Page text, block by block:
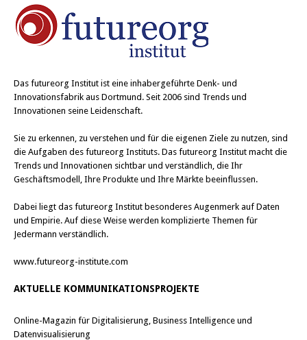
Das futureorg Institut ist eine inhabergeführte Denk- und
Innovationsfabrik aus Dortmund. Seit 2006 sind Trends und
Innovationen seine Leidenschaft.
Sie zu erkennen, zu verstehen und für die eigenen Ziele zu nutzen, sind
die Aufgaben des futureorg Instituts. Das futureorg Institut macht die
Trends und Innovationen sichtbar und verständlich, die Ihr
Geschäftsmodell, Ihre Produkte und Ihre Märkte beeinflussen.
Dabei liegt das futureorg Institut besonderes Augenmerk auf Daten
und Empirie. Auf diese Weise werden komplizierte Themen für
Jedermann verständlich.
www.futureorg-institute.com
AKTUELLE KOMMUNIKATIONSPROJEKTE
Online-Magazin für Digitalisierung, Business Intelligence und
Datenvisualisierung